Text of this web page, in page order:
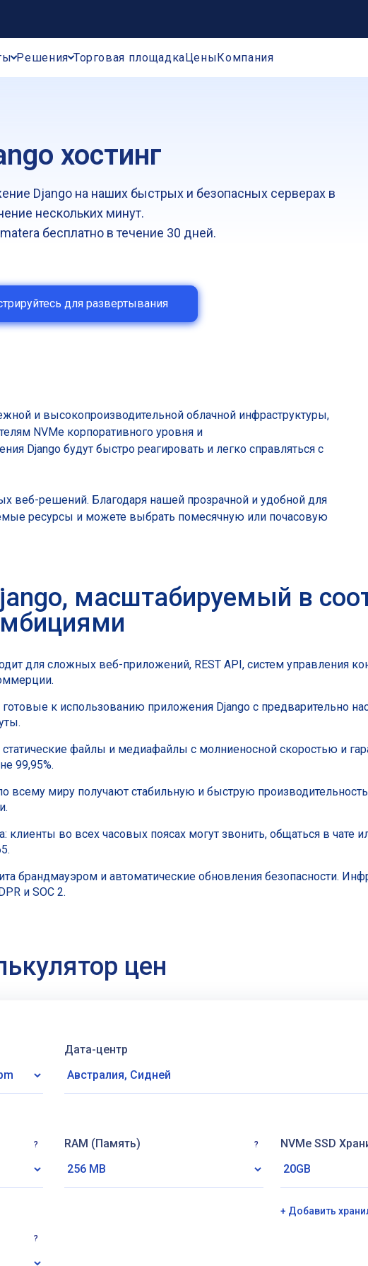
Решения
Малый и
Торговая площадкаЦеныКомпания
хостинг
Django на наших быстрых и безопасных серверах в
нескольких минут.
бесплатно в течение 30 дней.
для развертывания
и высокопроизводительной облачной инфраструктуры,
NVMe корпоративного уровня и
Django будут быстро реагировать и легко справляться с
веб-решений. Благодаря нашей прозрачной и удобной для
ресурсы и можете выбрать помесячную или почасовую
масштабируемый в
для сложных веб-приложений, REST API, систем управления
готовые к использованию приложения Django с предварительно
файлы и медиафайлы с молниеносной скоростью и
99,95%.
всему миру получают стабильную и быструю
клиенты во всех часовых поясах могут звонить, общаться в чате
брандмауэром и автоматические обновления безопасности.
и SOC 2.
цен
?
?
Дата-центр
RAM (Память) ? NVMe SSD
+ Добавить